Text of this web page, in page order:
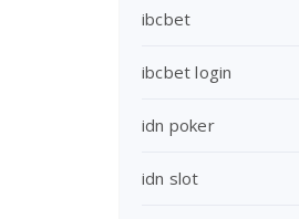
ibcbet
ibcbet login
idn poker
idn slot